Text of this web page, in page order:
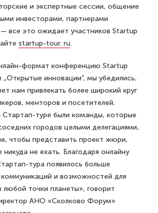
и экспертные сессии, общение
инвесторами, партнерами
— все это ожидает участников Startup
startup-tour. ru.
формат конференцию Startup
инновации“, мы убедились,
нам привлекать более широкий круг
менторов и посетителей.
туре были команды, которые
городов целыми делегациями,
чтобы представить проект жюри,
не ехать. Благодаря онлайну
тура появилось больше
коммуникаций и возможностей для
любой точки планеты», говорит
АНО «Сколково Форум»